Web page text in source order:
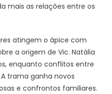
mais as relações entre os
atingem o ápice com
a origem de Vic. Natália
enquanto conflitos entre
trama ganha novos
e confrontos familiares.